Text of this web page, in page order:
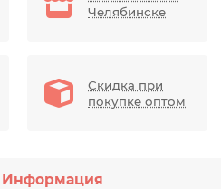
Челябинске
Скидка при
покупке оптом
Информация